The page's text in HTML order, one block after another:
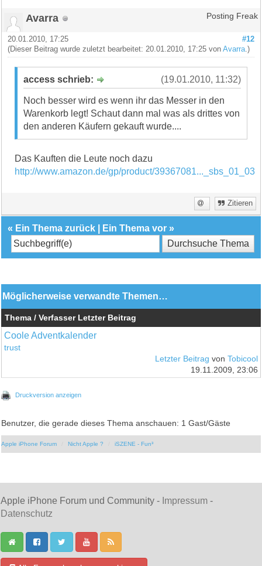
Avarra Posting Freak
#12
20.01.2010, 17:25
(Dieser Beitrag wurde zuletzt bearbeitet: 20.01.2010, 17:25 vonAvarra.)
(19.01.2010, 11:32)
access schrieb:
Noch besser wird es wenn ihr das Messer in den
Warenkorb legt! Schaut dann mal was als drittes von
den anderen Käufern gekauft wurde....
Das Kauften die Leute noch dazu
http://www.amazon.de/gp/product/39367081..._sbs_01_03
Zitieren
« Ein Thema zurück Ein Thema vor »
Möglicherweise verwandte Themen…
Thema / Verfasser Letzter Beitrag
Coole Adventkalender
trust
Letzter Beitrag von Tobicool
19.11.2009, 23:06
Druckversion anzeigen
Benutzer, die gerade dieses Thema anschauen: 1 Gast/Gäste
Apple iPhone Forum Nicht Apple ? iSZENE - Fun³
Apple iPhone Forum und Community - Impressum -
Datenschutz